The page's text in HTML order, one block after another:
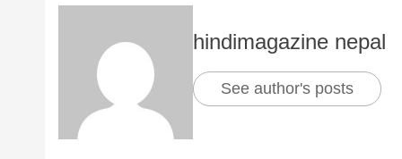
hindimagazine nepal
See author's posts